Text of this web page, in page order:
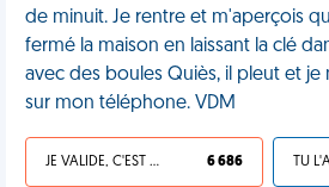
de minuit. Je rentre et m'aperçois
fermé la maison en laissant la clé
avec des boules Quiès, il pleut et je
sur mon téléphone. VDM
JE VALIDE, C'EST UNE VDM 6 686